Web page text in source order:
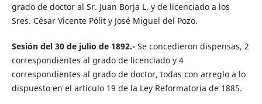
grado de doctor al Sr. Juan Borja L. y de licenciado a los
Sres. César Vicente Pólit y José Miguel del Pozo.
Sesión del 30 de julio de 1892.- Se concedieron dispensas, 2
correspondientes al grado de licenciado y 4
correspondientes al grado de doctor, todas con arreglo a lo
dispuesto en el artículo 19 de la Ley Reformatoria de 1885.